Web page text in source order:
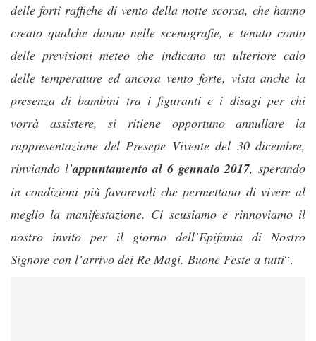
delle forti raffiche di vento della notte scorsa, che hanno
creato qualche danno nelle scenografie, e tenuto conto
delle previsioni meteo che indicano un ulteriore calo
delle temperature ed ancora vento forte, vista anche la
presenza di bambini tra i figuranti e i disagi per chi
vorrà assistere, si ritiene opportuno annullare la
rappresentazione del Presepe Vivente del 30 dicembre,
rinviando l’appuntamento al 6 gennaio 2017, sperando
in condizioni più favorevoli che permettano di vivere al
meglio la manifestazione. Ci scusiamo e rinnoviamo il
nostro invito per il giorno dell’Epifania di Nostro
Signore con l’arrivo dei Re Magi. Buone Feste a tutti“.